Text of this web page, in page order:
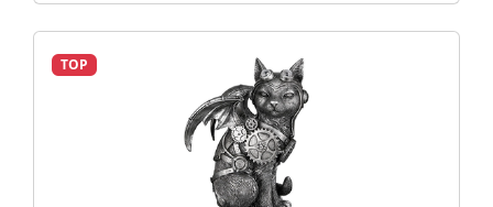
TOP